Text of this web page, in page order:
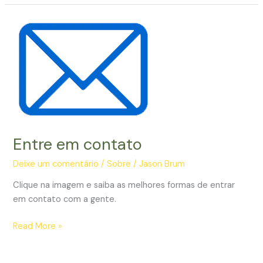
eu.
Entre em contato
Deixe um comentário /Sobre /Jason Brum
Clique na imagem e saiba as melhores formas de entrar
em contato com a gente.
Entre
Read More »